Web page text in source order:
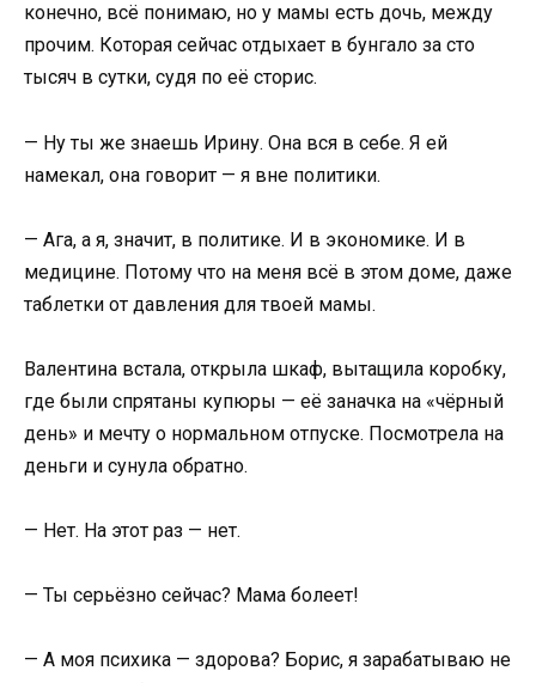
конечно, всё понимаю, но у мамы есть дочь, между
прочим. Которая сейчас отдыхает в бунгало за сто
тысяч в сутки, судя по её сторис.
— Ну ты же знаешь Ирину. Она вся в себе. Я ей
намекал, она говорит — я вне политики.
— Ага, а я, значит, в политике. И в экономике. И в
медицине. Потому что на меня всё в этом доме, даже
таблетки от давления для твоей мамы.
Валентина встала, открыла шкаф, вытащила коробку,
где были спрятаны купюры — её заначка на «чёрный
день» и мечту о нормальном отпуске. Посмотрела на
деньги и сунула обратно.
— Нет. На этот раз — нет.
— Ты серьёзно сейчас? Мама болеет!
— А моя психика — здорова? Борис, я зарабатываю не